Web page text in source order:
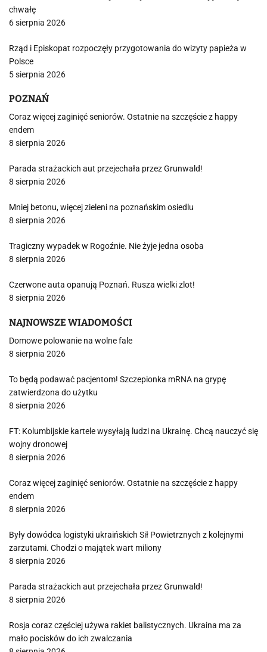
chwałę
6 sierpnia 2026
Rząd i Episkopat rozpoczęły przygotowania do wizyty papieża w
Polsce
5 sierpnia 2026
POZNAŃ
Coraz więcej zaginięć seniorów. Ostatnie na szczęście z happy
endem
8 sierpnia 2026
Parada strażackich aut przejechała przez Grunwald!
8 sierpnia 2026
Mniej betonu, więcej zieleni na poznańskim osiedlu
8 sierpnia 2026
Tragiczny wypadek w Rogoźnie. Nie żyje jedna osoba
8 sierpnia 2026
Czerwone auta opanują Poznań. Rusza wielki zlot!
8 sierpnia 2026
NAJNOWSZE WIADOMOŚCI
Domowe polowanie na wolne fale
8 sierpnia 2026
To będą podawać pacjentom! Szczepionka mRNA na grypę
zatwierdzona do użytku
8 sierpnia 2026
FT: Kolumbijskie kartele wysyłają ludzi na Ukrainę. Chcą nauczyć się
wojny dronowej
8 sierpnia 2026
Coraz więcej zaginięć seniorów. Ostatnie na szczęście z happy
endem
8 sierpnia 2026
Były dowódca logistyki ukraińskich Sił Powietrznych z kolejnymi
zarzutami. Chodzi o majątek wart miliony
8 sierpnia 2026
Parada strażackich aut przejechała przez Grunwald!
8 sierpnia 2026
Rosja coraz częściej używa rakiet balistycznych. Ukraina ma za
mało pocisków do ich zwalczania